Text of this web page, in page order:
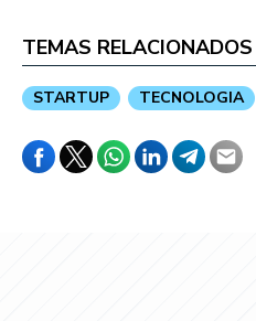
TEMAS RELACIONADOS
STARTUP TECNOLOGIA